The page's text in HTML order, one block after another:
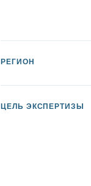
РЕГИОН
ЦЕЛЬ ЭКСПЕРТИЗЫ